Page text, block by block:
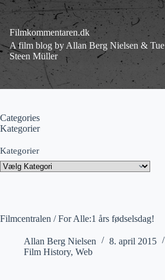
Fortsæt
indhold
Filmkommentaren.dk
A film blog by Allan Berg Nielsen & Tue
Steen Müller
Filmcentralen / For Alle:1 års fødselsdag!
Allan Berg Nielsen
8. april 2015
Film History, Web
Categories
Kategorier
Kategorier